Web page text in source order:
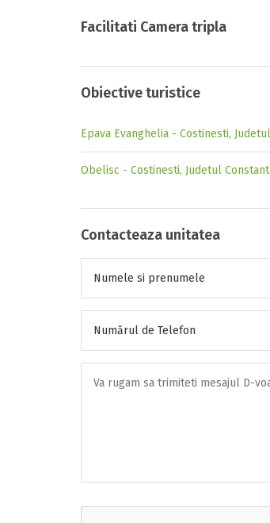
Facilitati Camera tripla
Obiective turistice
Epava Evanghelia - Costinesti,
Obelisc - Costinesti, Judetul
Contacteaza unitatea